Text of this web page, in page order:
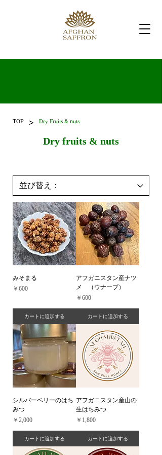
TOP > Dry Fruits & nuts
Dry fruits & nuts
みそまる
価格
￥600
カートに追加する
アフガニスタン産ナツ
メ （ウナーブ）
価格
￥600
カートに追加する
シルバーベリーのはち
みつ
価格
￥2,000
カートに追加する
アフガニスタン産山の
生はちみつ
価格
￥1,800
カートに追加する